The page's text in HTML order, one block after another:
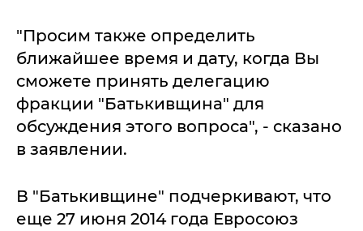
"Просим также определить
ближайшее время и дату, когда Вы
сможете принять делегацию
фракции "Батькивщина" для
обсуждения этого вопроса", - сказано
в заявлении.
В "Батькивщине" подчеркивают, что
еще 27 июня 2014 года Евросоюз